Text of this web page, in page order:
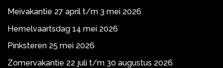
Meivakantie 27 april t/m 3 mei 2026
Hemelvaartsdag 14 mei 2026
Pinksteren 25 mei 2026
Zomervakantie 22 juli t/m 30 augustus 2026